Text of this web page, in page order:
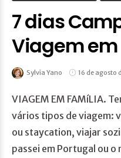
7 dias
Viagem
Sylvia Yano 16 de agosto
VIAGEM EM FAMíLIA.
vários tipos de viagem:
ou staycation, viajar
passei em Portugal ou o